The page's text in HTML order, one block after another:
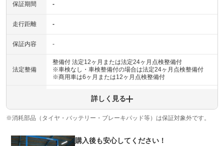
保証期間 -
走行距離 -
保証内容 -
法定整備
整備付 法定12ヶ月または法定24ヶ月点検整備付
※車検なし・車検整備付の場合は法定24ヶ月点検整備付
※商用車は6ヶ月または12ヶ月点検整備付
詳しく見る
※消耗部品（タイヤ・バッテリー・ブレーキパッド等）は保証対象外です。
購入後も安心してください！